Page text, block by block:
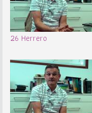
26 Herrero